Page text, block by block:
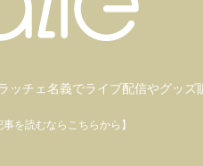
ッチェ名義でライブ配信やグッズ
を読むならこちらから】